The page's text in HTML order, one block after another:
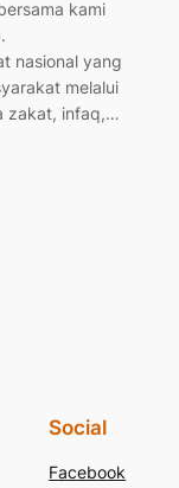
kami
nasional yang
melalui
zakat, infaq,…
Social
Facebook